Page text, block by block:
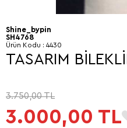
Shine_bypin
SH4768
Ürün Kodu : 4430
TASARIM
3.750,00TL
3.000,00 TL